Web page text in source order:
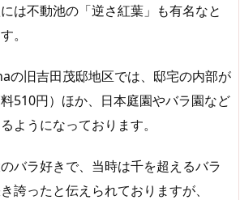
は不動池の「逆さ紅葉」も有名なと
。
の旧吉田茂邸地区では、邸宅の内部が
510円）ほか、日本庭園やバラ園など
ようになっております。
バラ好きで、当時は千を超えるバラ
誇ったと伝えられておりますが、